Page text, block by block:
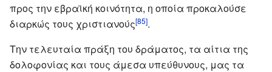
προς την εβραϊκή κοινότητα, η οποία προκαλούσε
διαρκώς τους χριστιανούς[85].
Την τελευταία πράξη του δράματος, τα αίτια της
δολοφονίας και τους άμεσα υπεύθυνους, μας τα